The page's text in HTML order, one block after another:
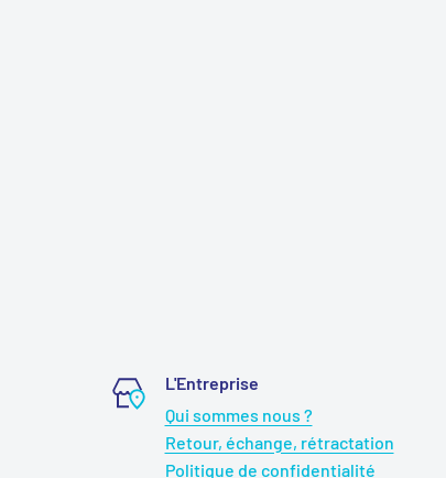
L'Entreprise
Qui sommes nous ?
Retour, échange, rétractation
Politique de confidentialité